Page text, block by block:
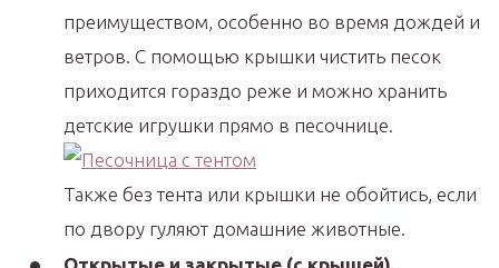
преимуществом, особенно во время дождей и
ветров. С помощью крышки чистить песок
приходится гораздо реже и можно хранить
детские игрушки прямо в песочнице.
Также без тента или крышки не обойтись, если
по двору гуляют домашние животные.